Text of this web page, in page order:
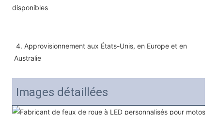
disponibles
4. Approvisionnement aux États-Unis, en Europe et en
Australie
Images détaillées